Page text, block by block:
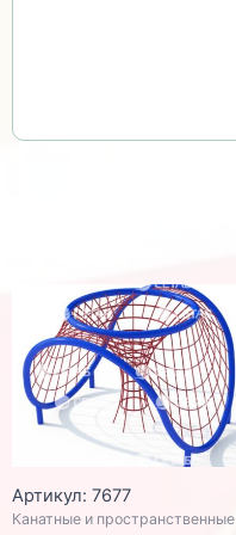
Артикул: 7677
Канатные и пространственные